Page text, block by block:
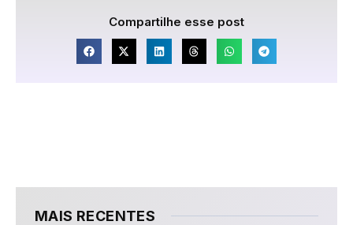
Compartilhe esse post
MAIS RECENTES